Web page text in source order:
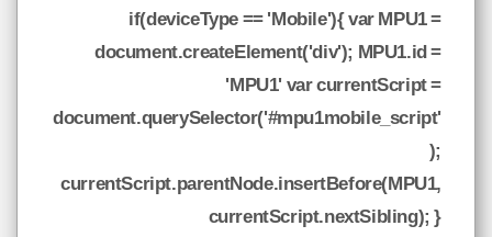
if(deviceType == 'Mobile'){ var MPU1 =
document.createElement('div'); MPU1.id =
'MPU1' var currentScript =
document.querySelector('#mpu1mobile_script'
);
currentScript.parentNode.insertBefore(MPU1,
currentScript.nextSibling); }